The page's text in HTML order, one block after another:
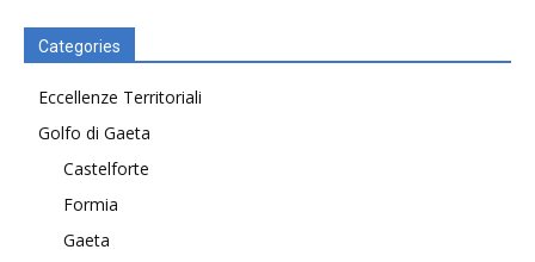
Categories
Eccellenze Territoriali
Golfo di Gaeta
Castelforte
Formia
Gaeta